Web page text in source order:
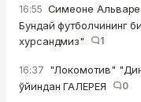
16:55 Симеоне Альварес
Бундай футболчининг
хурсандмиз"
1
16:37 "Локомотив"
ўйиндан ГАЛЕРЕЯ
0